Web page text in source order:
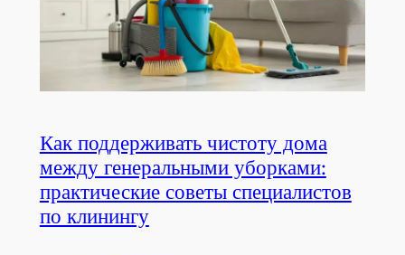
Как поддерживать чистоту дома
между генеральными уборками:
практические советы специалистов
по клинингу